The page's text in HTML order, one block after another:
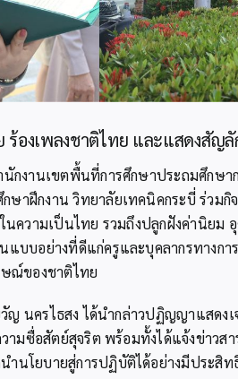
ร้องเพลงชาติไทย และแสดงสั
งานเขตพื้นที่การศึกษาประถมศึกษ
าฝึกงาน วิทยาลัยเทคนิคกระบี่ ร่วม
นความเป็นไทย รวมถึงปลูกฝังค่านิ
แบบอย่างที่ดีแก่ครูและบุคลากรทาง
ณ์ของชาติไทย
ญ นครไธสง ได้นำกล่าวปฏิญญาแส
มซื่อสัตย์สุจริต พร้อมทั้งได้แจ้งข่าว
ำนโยบายสู่การปฏิบัติได้อย่างมีประสิ